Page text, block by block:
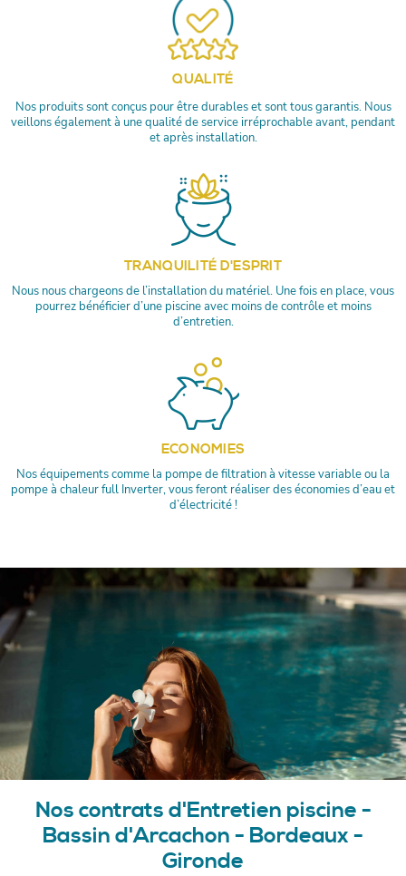
QUALITÉ
Nos produits sont conçus pour être durables et sont tous garantis. Nous
veillons également à une qualité de service irréprochable avant, pendant
et après installation.
TRANQUILITÉ D'ESPRIT
Nous nous chargeons de l’installation du matériel. Une fois en place, vous
pourrez bénéficier d’une piscine avec moins de contrôle et moins
d’entretien.
ECONOMIES
Nos équipements comme la pompe de filtration à vitesse variable ou la
pompe à chaleur full Inverter, vous feront réaliser des économies d’eau et
d’électricité !
Nos contrats d'Entretien piscine -
Bassin d'Arcachon - Bordeaux -
Gironde